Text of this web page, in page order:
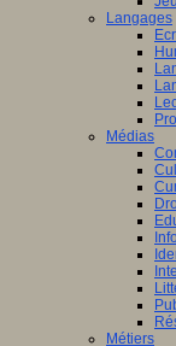
Langages
Médias
Métiers